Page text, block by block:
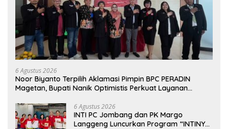
6 Agustus 2026
Noor Biyanto Terpilih Aklamasi Pimpin BPC PERADIN
Magetan, Bupati Nanik Optimistis Perkuat Layanan
6 Agustus 2026
INTI PC Jombang dan PK Margo
Langgeng Luncurkan Program “INTINYA